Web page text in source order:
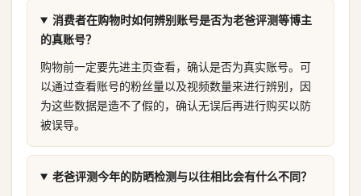
消费者在购物时如何辨别账号是否为老爸评测等博主
的真账号？
购物前一定要先进主页查看，确认是否为真实账号。可
以通过查看账号的粉丝量以及视频数量来进行辨别，因
为这些数据是造不了假的，确认无误后再进行购买以防
被误导。
老爸评测今年的防晒检测与以往相比会有什么不同？